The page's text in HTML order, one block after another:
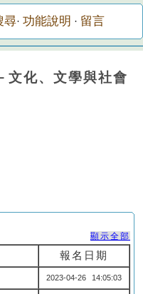
尋· 功能說明 · 留言
文化、文學與社會
顯示全部
報名日期
2023-04-26 14:05:03